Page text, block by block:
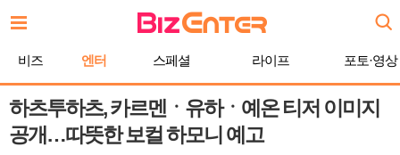
문
비즈 엔터 스페셜 라이프 포토·영상
하츠투하츠, 카르멘ㆍ유하ㆍ예온 티저 이미지
공개…따뜻한 보컬 하모니 예고